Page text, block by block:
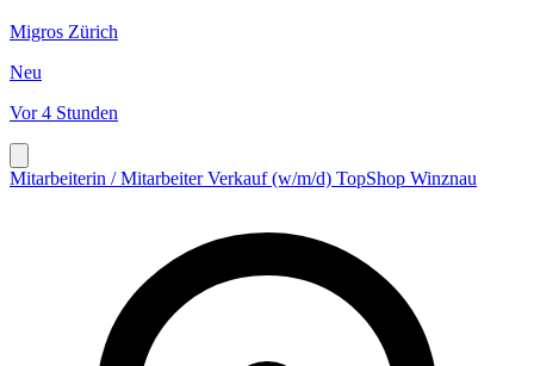
Migros Zürich
Neu
Vor 4 Stunden
Mitarbeiterin / Mitarbeiter Verkauf (w/m/d) TopShop Winznau